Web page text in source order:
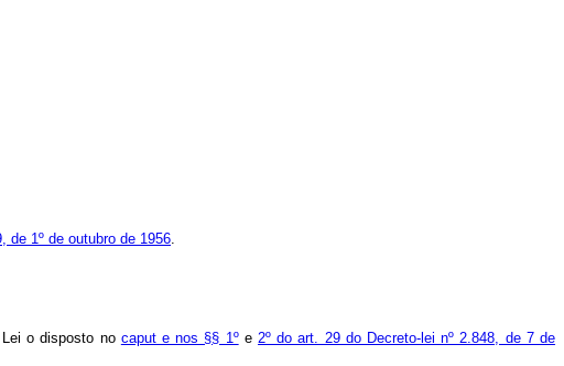
de 1º de outubro de 1956.
o disposto no caput e nos §§ 1ºe2º do art. 29 do Decreto-lei nº 2.848, de 7 de